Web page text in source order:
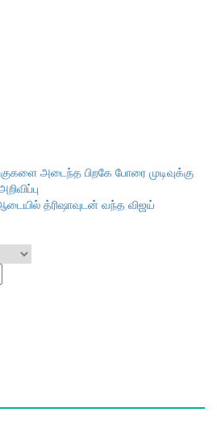
அடைந்த பிறகே போரை முடிவுக்கு
த்ரிஷாவுடன் வந்த விஜய்